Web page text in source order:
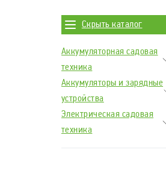
Скрыть каталог
Аккумуляторная садовая
техника
Аккумуляторы и зарядные
устройства
Электрическая садовая
техника